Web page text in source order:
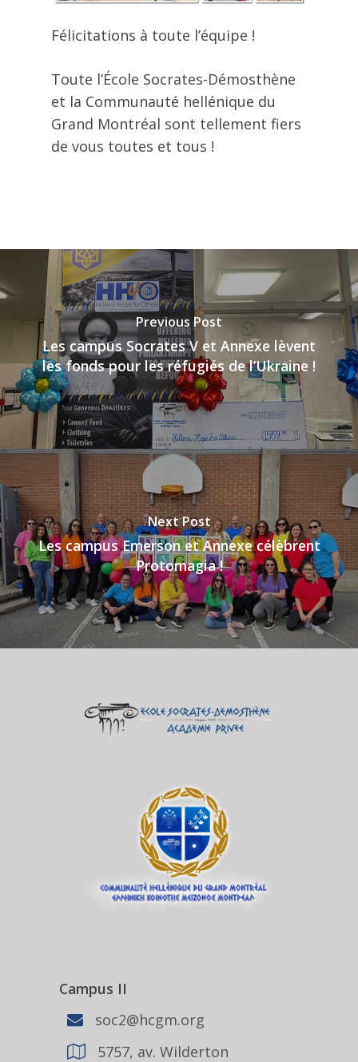
Félicitations à toute l’équipe !
Toute l’École Socrates-Démosthène
et la Communauté hellénique du
Grand Montréal sont tellement fiers
de vous toutes et tous !
Previous Post
Les campus Socrates V et Annexe lèvent
les fonds pour les réfugiés de l’Ukraine !
Next Post
Les campus Emerson et Annexe célèbrent
Protomagia !
Campus II
soc2@hcgm.org
5757, av. Wilderton